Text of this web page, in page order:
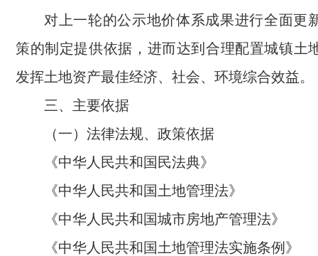
对上一轮的公示地价体系成果进行全面更
策的制定提供依据，进而达到合理配置城镇土
发挥土地资产最佳经济、社会、环境综合效益。
三、主要依据
（一）法律法规、政策依据
《中华人民共和国民法典》
《中华人民共和国土地管理法》
《中华人民共和国城市房地产管理法》
《中华人民共和国土地管理法实施条例》